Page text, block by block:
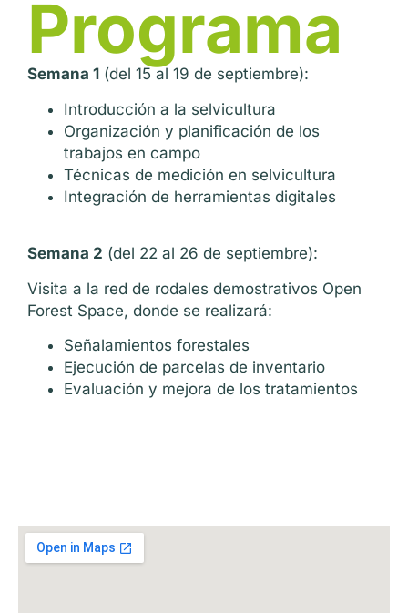
Programa
Semana 1 (del 15 al 19 de septiembre):
Introducción a la selvicultura
Organización y planificación de los
trabajos en campo
Técnicas de medición en selvicultura
Integración de herramientas digitales
Semana 2 (del 22 al 26 de septiembre):
Visita a la red de rodales demostrativos Open
Forest Space, donde se realizará:
Señalamientos forestales
Ejecución de parcelas de inventario
Evaluación y mejora de los tratamientos